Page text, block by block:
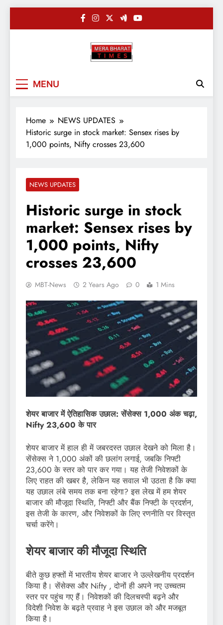
MENU
Home
NEWS UPDATES
Historic surge in stock market: Sensex rises by
1,000 points, Nifty crosses 23,600
NEWS UPDATES
Historic surge in stock
market: Sensex rises by
1,000 points, Nifty
crosses 23,600
MBT-News 2 Years Ago 0 1 Mins
शेयर बाजार में ऐतिहासिक उछाल: सेंसेक्स 1,000 अंक चढ़ा,
Nifty 23,600 के पार
शेयर बाजार में हाल ही में जबरदस्त उछाल देखने को मिला है।
सेंसेक्स ने 1,000 अंकों की छलांग लगाई, जबकि निफ्टी
23,600 के स्तर को पार कर गया। यह तेजी निवेशकों के
लिए राहत की खबर है, लेकिन यह सवाल भी उठता है कि क्या
यह उछाल लंबे समय तक बना रहेगा? इस लेख में हम शेयर
बाजार की मौजूदा स्थिति, निफ्टी और बैंक निफ्टी के प्रदर्शन,
इस तेजी के कारण, और निवेशकों के लिए रणनीति पर विस्तृत
चर्चा करेंगे।
शेयर बाजार की मौजूदा स्थिति
बीते कुछ हफ्तों में भारतीय शेयर बाजार ने उल्लेखनीय प्रदर्शन
किया है। सेंसेक्स और Nifty , दोनों ही अपने नए उच्चतम
स्तर पर पहुंच गए हैं। निवेशकों की दिलचस्पी बढ़ने और
विदेशी निवेश के बढ़ते प्रवाह ने इस उछाल को और मजबूत
किया है।